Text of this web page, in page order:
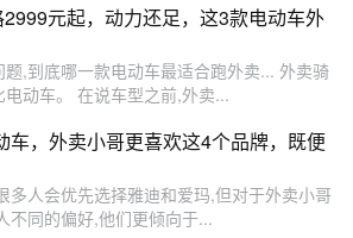
元起，动力还足，这3款电动车外
,到底哪一款电动车最适合跑外卖... 外卖骑
动车。 在说车型之前,外卖...
车，外卖小哥更喜欢这4个品牌，既便
多人会优先选择雅迪和爱玛,但对于外卖小哥
不同的偏好,他们更倾向于...